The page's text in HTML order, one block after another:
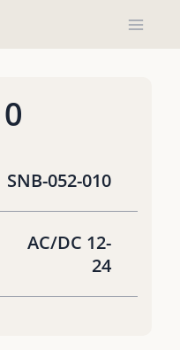
SNB-052-010
AC/DC 12-
24